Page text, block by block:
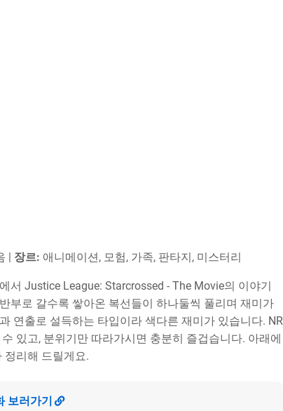
| 장르: 애니메이션, 모험, 가족, 판타지, 미스터리
서 Justice League: Starcrossed - The Movie의 이야기
부로 갈수록 쌓아온 복선들이 하나둘씩 풀리며 재미가
연출로 설득하는 타입이라 색다른 재미가 있습니다. NR
있고, 분위기만 따라가시면 충분히 즐겁습니다. 아래에
정리해 드릴게요.
보러가기